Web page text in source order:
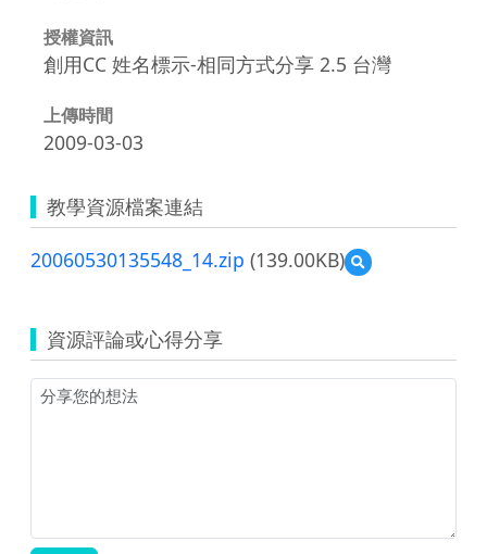
授權資訊
創用CC 姓名標示-相同方式分享 2.5 台灣
上傳時間
2009-03-03
教學資源檔案連結
20060530135548_14.zip (139.00KB)
預
覽
資源評論或心得分享